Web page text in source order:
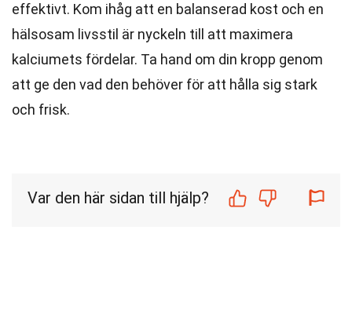
effektivt. Kom ihåg att en balanserad kost och en
hälsosam livsstil är nyckeln till att maximera
kalciumets fördelar. Ta hand om din kropp genom
att ge den vad den behöver för att hålla sig stark
och frisk.
Var den här sidan till hjälp?